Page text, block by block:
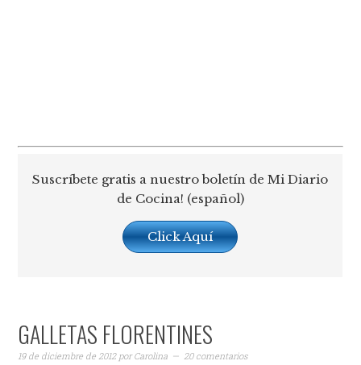
Suscríbete gratis a nuestro boletín de Mi Diario
de Cocina! (español)
Click Aquí
GALLETAS FLORENTINES
19 de diciembre de 2012porCarolina 20 comentarios